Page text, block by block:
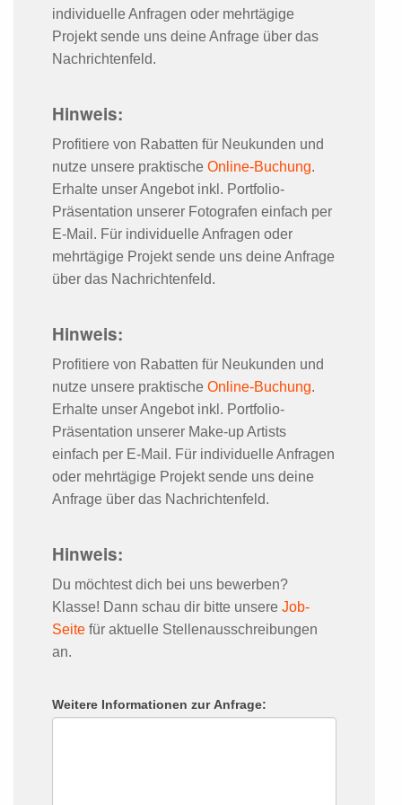
End of dialog window.
individuelle Anfragen oder mehrtägige
Projekt sende uns deine Anfrage über das
Nachrichtenfeld.
Hinweis:
Profitiere von Rabatten für Neukunden und
nutze unsere praktische Online-Buchung.
Erhalte unser Angebot inkl. Portfolio-
Präsentation unserer Fotografen einfach per
E-Mail. Für individuelle Anfragen oder
mehrtägige Projekt sende uns deine Anfrage
über das Nachrichtenfeld.
Hinweis:
Profitiere von Rabatten für Neukunden und
nutze unsere praktische Online-Buchung.
Erhalte unser Angebot inkl. Portfolio-
Präsentation unserer Make-up Artists
einfach per E-Mail. Für individuelle Anfragen
oder mehrtägige Projekt sende uns deine
Anfrage über das Nachrichtenfeld.
Hinweis:
Du möchtest dich bei uns bewerben?
Klasse! Dann schau dir bitte unsere Job-
Seite für aktuelle Stellenausschreibungen
an.
Weitere Informationen zur Anfrage: